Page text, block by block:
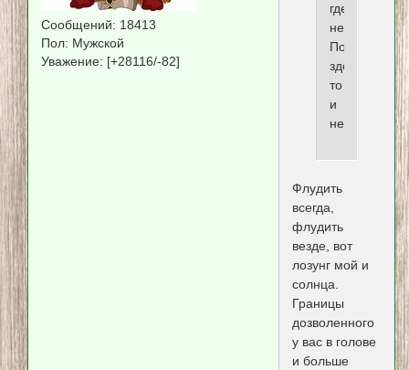
Сообщений: 18413
Пол: Мужской
Уважение: [+28116/-82]
где
нельзя.
Похоже,
здесь
то
и
нельзя(((
Флудить
всегда,
флудить
везде, вот
лозунг мой и
солнца.
Границы
дозволенного
у вас в голове
и больше